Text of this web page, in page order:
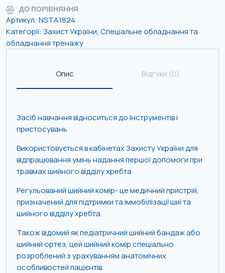
ДО ПОРІВНЯННЯ
Артикул: NSTA1824
Категорії: Захист України, Спеціальне обладнання та
обладнання тренажу
Опис Відгуки (0)
Засіб навчання відноситься до Інструментів і
пристосувань
Використовується в кабінетах Захисту України для
відпрацювання умінь надання першої допомоги при
травмах шийного відділу хребта
Регульований шийний комір- це медичний пристрій,
призначений для підтримки та іммобілізації шиї та
шийного відділу хребта.
Також відомий як педіатричний шийний бандаж або
шийний ортез, цей шийний комір спеціально
розроблений з урахуванням анатомічних
особливостей пацієнтів.